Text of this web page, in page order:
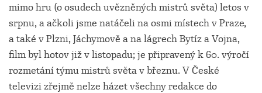
mimo hru (o osudech uvězněných mistrů světa) letos v
srpnu, a ačkoli jsme natáčeli na osmi místech v Praze,
a také v Plzni, Jáchymově a na lágrech Bytíz a Vojna,
film byl hotov již v listopadu; je připravený k 60. výročí
rozmetání týmu mistrů světa v březnu. V České
televizi zřejmě nelze házet všechny redakce do